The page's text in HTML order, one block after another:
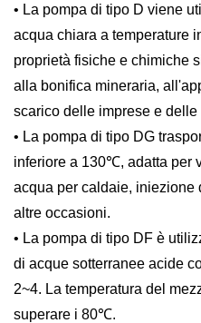
• La pompa di tipo D viene
acqua chiara a temperature
proprietà fisiche e chimiche
alla bonifica mineraria,
scarico delle imprese e delle
• La pompa di tipo DG
inferiore a 130℃, adatta per
acqua per caldaie, iniezione
altre occasioni.
• La pompa di tipo DF è
di acque sotterranee acide
2~4. La temperatura del
superare i 80℃.